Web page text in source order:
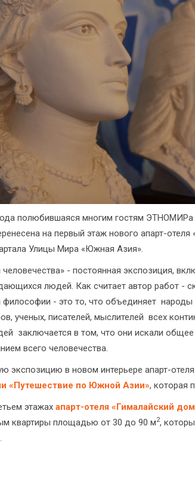
полюбившаяся многим гостям ЭТНОМИРа
на первый этаж нового апарт-
Улицы Мира «Южная Азия».
человечества» - постоянная экспозиция,
людей. Как считает автор работ -
философии - это то, что объединяет
ученых, писателей, мыслителей всех
заключается в том, что они искали
всего человечества.
экспозицию в новом интерьере апарт-
«Путешествие по Южной Азии», которая
этажах апарт-отеля «Гималайский
квартиры площадью от 30 до 90 м2,